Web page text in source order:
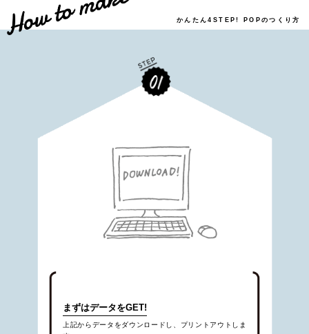
かんたん4STEP! POPのつくり方
まずはデータをGET!
上記からデータをダウンロードし、プリントアウトしま